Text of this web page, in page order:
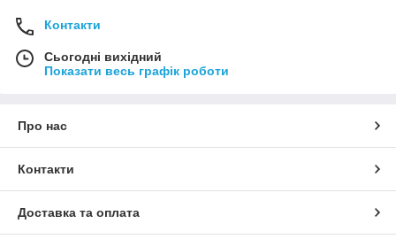
Контакти
Сьогодні вихідний
Показати весь графік роботи
Про нас
Контакти
Доставка та оплата